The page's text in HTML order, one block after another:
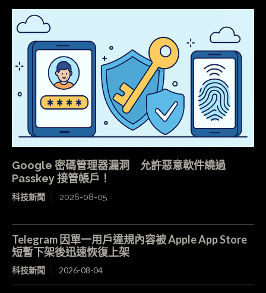
Google 密碼管理器漏洞 允許惡意軟件繞過
Passkey 接管帳戶！
科技新聞 2026-08-05
Telegram 因單一用戶違規內容被 Apple App Store
短暫下架後迅速恢復上架
科技新聞 2026-08-04